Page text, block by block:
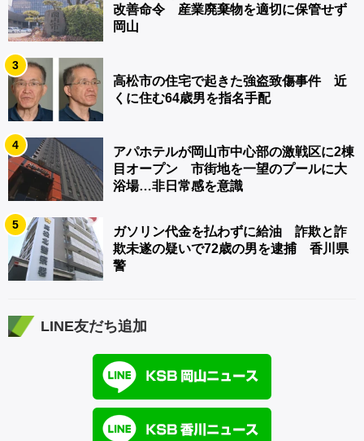
改善命令 産業廃棄物を適切に保管せず
岡山
3
高松市の住宅で起きた強盗致傷事件 近
くに住む64歳男を指名手配
4
アパホテルが岡山市中心部の激戦区に2棟
目オープン 市街地を一望のプールに大
浴場…非日常感を意識
5
ガソリン代金を払わずに給油 詐欺と詐
欺未遂の疑いで72歳の男を逮捕 香川県
警
LINE友だち追加